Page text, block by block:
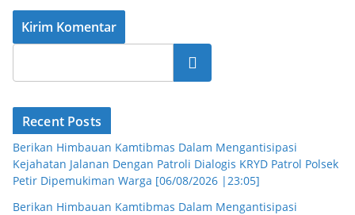
Cari
Recent Posts
Berikan Himbauan Kamtibmas Dalam Mengantisipasi
Kejahatan Jalanan Dengan Patroli Dialogis KRYD Patrol Polsek
Petir Dipemukiman Warga [06/08/2026 |23:05]
Berikan Himbauan Kamtibmas Dalam Mengantisipasi